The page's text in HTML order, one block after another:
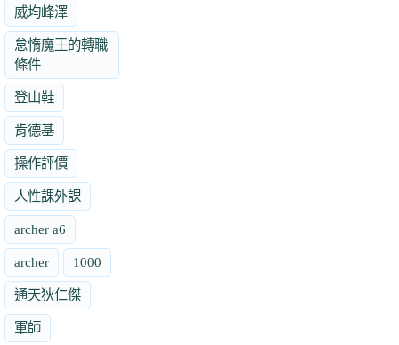
威均峰澤
怠惰魔王的轉職
條件
登山鞋
肯德基
操作評價
人性課外課
archer a6
archer 1000
通天狄仁傑
軍師